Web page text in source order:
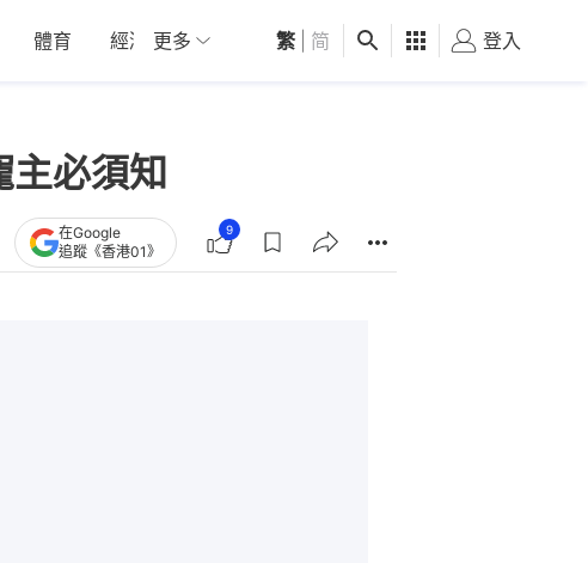
體育 經濟 01深圳 觀點 健康 好食玩飛
更多 繁 简 登入
主必須知
在Google
追蹤《香港01》
9